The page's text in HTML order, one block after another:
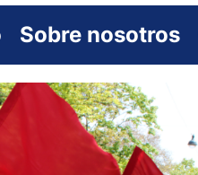
Sobre nosotros